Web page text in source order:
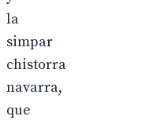
la
simpar
chistorra
navarra,
que